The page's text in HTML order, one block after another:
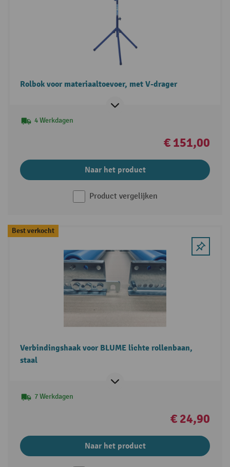
Rolbok voor materiaaltoevoer, met V-drager
4 Werkdagen
€ 151,00
Naar het product
Product vergelijken
Best verkocht
Verbindingshaak voor BLUME lichte rollenbaan,
staal
7 Werkdagen
€ 24,90
Naar het product